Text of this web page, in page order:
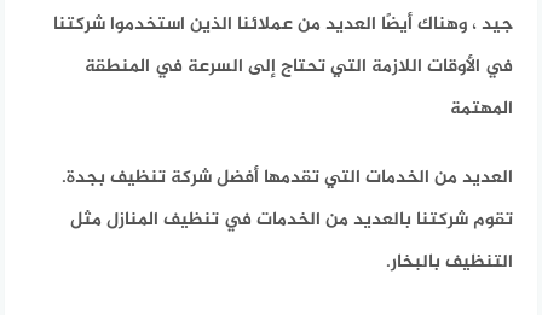
جيد ، وهناك أيضًا العديد من عملائنا الذين استخدموا شركتنا
في الأوقات اللازمة التي تحتاج إلى السرعة في المنطقة
المهتمة
العديد من الخدمات التي تقدمها أفضل شركة تنظيف بجدة.
تقوم شركتنا بالعديد من الخدمات في تنظيف المنازل مثل
التنظيف بالبخار.